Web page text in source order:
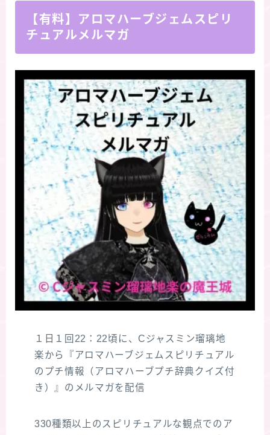
【有料】アロマハーブジェムスピリ
チュアルメルマガ
１日１回22：22頃に、Cジャスミン瑠璃地
楽から『アロマハーブジェムスピリチュアル
のプチ情報（アロマハーブプチ辞典クイズ付
き）』のメルマガを配信
330種類以上のスピリチュアルな観点でのア